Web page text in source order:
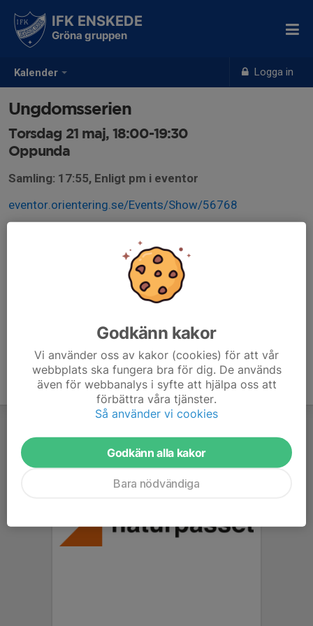
Kalender Logga in
IFK ENSKEDE
Gröna gruppen
Ungdomsserien
Torsdag 21 maj, 18:00-19:30
Oppunda
Samling: 17:55, Enligt pm i eventor
eventor.orientering.se/Events/Show/56768
Godkänn kakor
Vi använder oss av kakor (cookies) för att vår
webbplats ska fungera bra för dig. De används
även för webbanalys i syfte att hjälpa oss att
förbättra våra tjänster.
Så använder vi cookies
Godkänn alla kakor
Bara nödvändiga